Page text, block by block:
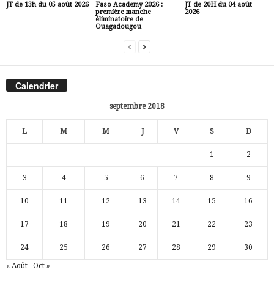
JT de 13h du 05 août 2026
Faso Academy 2026 :
première manche
éliminatoire de
Ouagadougou
JT de 20H du 04 août
2026
Calendrier
septembre 2018
L M M J V S D
1 2
3 4 5 6 7 8 9
10 11 12 13 14 15 16
17 18 19 20 21 22 23
24 25 26 27 28 29 30
« Août Oct »